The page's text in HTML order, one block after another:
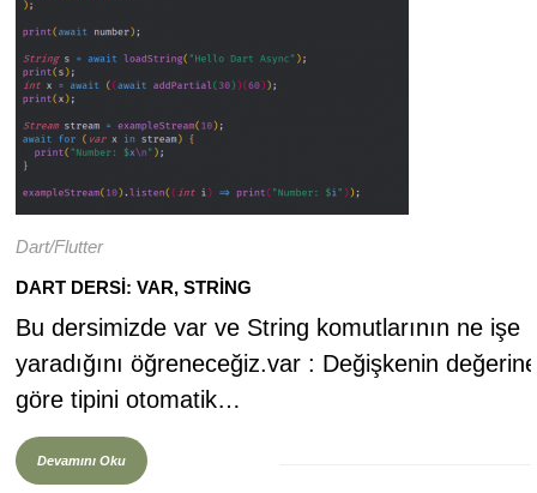
Dart/Flutter
DART DERSI: VAR, STRING
Bu dersimizde var ve String komutlarının ne işe
yaradığını öğreneceğiz.var : Değişkenin değerine
göre tipini otomatik…
Devamını Oku